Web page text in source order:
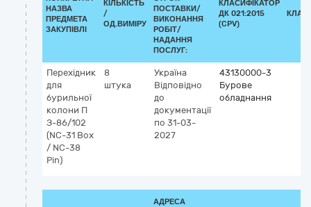
НАЗВА
ПРЕДМЕТА
ЗАКУПІВЛІ
КІЛЬКІСТЬ
/
ОД.ВИМІРУ
ПОСТАВКИ/
ВИКОНАННЯ
РОБІТ/
НАДАННЯ
ПОСЛУГ:
КЛАСИФІКАТОР
ДК 021:2015
(CPV)
Перехідник
для
бурильної
колони П
З-86/102
(NC-31 Box
/ NC-38
Pin)
8
штука
Україна
Відповідно
до
документації
по 31-03-
2027
43130000-3
Бурове
обладнання
АДРЕСА